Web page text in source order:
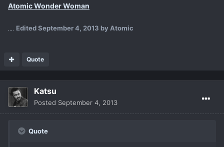
Atomic Wonder Woman
EditedSeptember 4, 2013 by Atomic
Quote
Katsu
Posted September 4, 2013
Quote